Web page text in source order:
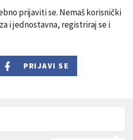
prijaviti se. Nemaš korisnički
i jednostavna, registriraj se i
PRIJAVI SE